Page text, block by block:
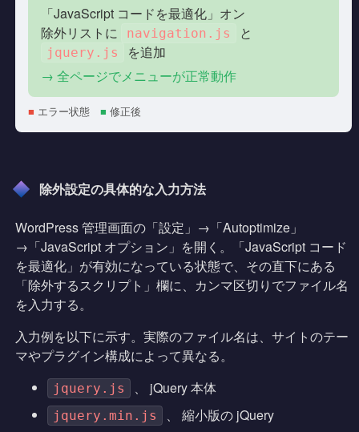
「JavaScript コードを最適化」オン
除外リストに
navigation.js と
jquery.js
を追加
→ 全ページでメニューが正常動作
■ エラー状態 ■ 修正後
除外設定の具体的な入力方法
WordPress 管理画面の「設定」→「Autoptimize」
→「JavaScript オプション」を開く。「JavaScript コード
を最適化」が有効になっている状態で、その直下にある
「除外するスクリプト」欄に、カンマ区切りでファイル名
を入力する。
入力例を以下に示す。実際のファイル名は、サイトのテー
マやプラグイン構成によって異なる。
jquery.js 、 jQuery 本体
jquery.min.js 、 縮小版の jQuery